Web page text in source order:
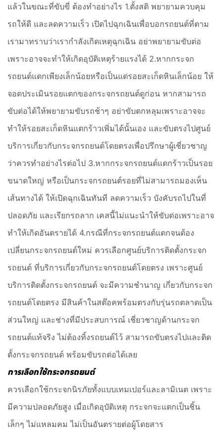
แล้วในขณะที่ขับขี่ ต้องทำอย่างไร 1.ตั้งสติ พยายามควบคุม
รถให้ดี และลดความเร็ว เปิดไปฉุกเฉินเพื่อบอกรถยนต์ที่ตาม
เรามาทราบว่าเรากำลังเกิดเหตุฉุกเฉิน อย่าพยายามขับต่อ
เพราะอาจจะทำให้เกิดอุบัติเหตุร้ายแรงได้ 2.หากกระจก
รถยนต์แตกเพียงเล็กน้อยหรือเป็นแต่รอยสะเก็ดหินเล็กน้อย ให้
จอดประเมินรอยแตกของกระจกรถยนต์ดูก่อน หากสามารถ
ขับต่อได้ให้พยายามขับรถช้าๆ อย่าขับตกหลุมเพราะอาจจะ
ทำให้รอยสะเก็ดหินแตกร้าวเพิ่มได้นั้นเอง และขับตรงไปศูนย์
บริการเกี่ยวกับกระจกรถยนต์โดยตรงเพื่อปรึกษาผู้เชี่ยวชาญ
ว่าควรทำอย่างไรต่อไป 3.หากกระจกรถยนต์แตกร้าวเป็นรอย
ขนาดใหญ่ หรือเป็นกระจกรถยนต์รอยที่ไม่สามารถมองเห็น
เส้นทางได้ ให้เปิดฉุกเฉินทันที ลดความเร็ว บังคับรถไปในที่
ปลอดภัย และเรียกรถลาก เคสนี้ไม่แนะนำให้ขับต่อเพราะอาจ
ทำให้เกิดอันตรายได้ 4.กรณีที่กระจกรถยนต์แตกจนต้อง
เปลี่ยนกระจกรถยนต์ใหม่ ควรเลือกศูนย์บริการติดตั้งกระจก
รถยนต์ ที่บริการเกี่ยวกับกระจกรถยนต์โดยตรง เพราะศูนย์
บริการติดตั้งกระจกรถยนต์ จะมีความชำนาญ เกี่ยวกับกระจก
รถยนต์โดยตรง มีสินค้าในสต๊อคพร้อมตรงกับรุ่นรถตลาดเป็น
ส่วนใหญ่ และช่างที่มีประสบการณ์ เชี่ยวชาญด้านกระจก
รถยนต์แท้จริง ไม่ต้องทิ้งรถยนต์ไว้ สามารถขับตรงไปและติด
ตั้งกระจกรถยนต์ พร้อมขับรถต่อได้เลย
การเลือกใช้กระจกรถยนต์
ควรเลือกใช้กระจกนิรภัยทั้งแบบเทมเปอร์และลามิเนต เพราะ
มีความปลอดภัยสูง เมื่อเกิดอุบัติเหตุ กระจกจะแตกเป็นชิ้น
เล็กๆ ไม่แหลมคม ไม่เป็นอันตรายต่อผู้โดยสาร